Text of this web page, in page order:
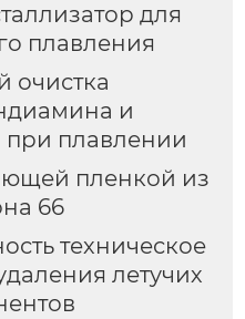
для
плавления
очистка
и
при плавлении
пленкой из
66
техническое
летучих